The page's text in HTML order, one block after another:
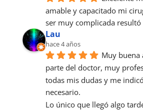
amable y capacitado mi
ser muy complicada
Lau
hace 4 años
Muy buena
parte del doctor, muy
todas mis dudas y me
necesario.
Lo único que llegó algo